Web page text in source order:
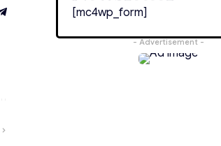
[mc4wp_form]
- Advertisement -